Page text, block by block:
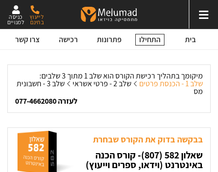
כניסה
למנויים
לייעוץ
בחינם
בית התחילו פתרונות רכישה צרו קשר
מיקומך בתהליך רכישת הקורס הוא שלב 1 מתוך 3 שלבים:
שלב 1 - הכנסת פרטים שלב 2 - פרטי אשראי שלב 3 - חשבונית
מס
לעזרה 077-4662080
בבקשה בדוק את הקורס שבחרת
שאלון 582 (807)- קורס הכנה
באינטרנט (וידאו, ספרים וייעוץ)